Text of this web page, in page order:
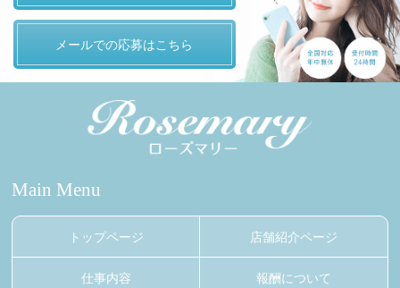
メールでの応募はこちら
Main Menu
トップページ 店舗紹介ページ
仕事内容 報酬について